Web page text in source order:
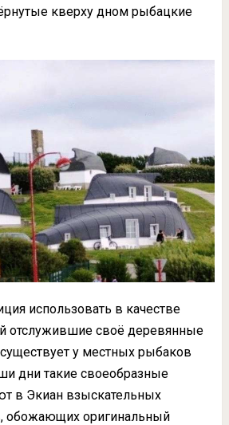
кверху дном рыбацкие
использовать в качестве
отслужившие своё деревянные
у местных рыбаков
дни такие своеобразные
в Экиан взыскательных
обожающих оригинальный